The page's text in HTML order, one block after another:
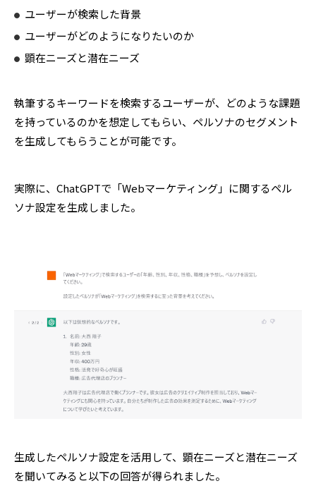
ユーザーが検索した背景
ユーザーがどのようになりたいのか
顕在ニーズと潜在ニーズ
執筆するキーワードを検索するユーザーが、どのような課題
を持っているのかを想定してもらい、ペルソナのセグメント
を生成してもらうことが可能です。
実際に、ChatGPTで「Webマーケティング」に関するペル
ソナ設定を生成しました。
生成したペルソナ設定を活用して、顕在ニーズと潜在ニーズ
を聞いてみると以下の回答が得られました。